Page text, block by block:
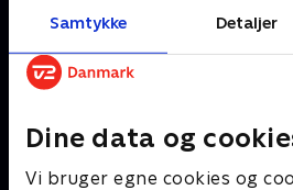
Samtykke Detaljer
Dine data og
Vi bruger egne cookies og
konstant at udvikle sig
1. maj 2023 • 43 min 1.
Andre så også